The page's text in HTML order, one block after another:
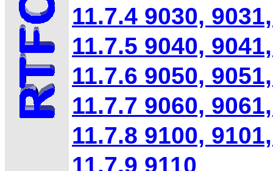
11.7.4 9030,
11.7.5 9040,
11.7.6 9050,
11.7.7 9060,
11.7.8 9100,
11.7.9 9110